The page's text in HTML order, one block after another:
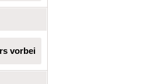
vorbei